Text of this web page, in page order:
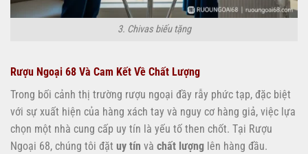
3. Chivas biếu tặng
Rượu Ngoại 68 Và Cam Kết Về Chất Lượng
Trong bối cảnh thị trường rượu ngoại đầy rẫy phức tạp, đặc biệt
với sự xuất hiện của hàng xách tay và nguy cơ hàng giả, việc lựa
chọn một nhà cung cấp uy tín là yếu tố then chốt. Tại Rượu
Ngoại 68, chúng tôi đặt uy tín và chất lượng lên hàng đầu.